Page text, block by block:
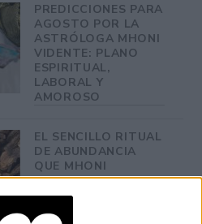
PREDICCIONES PARA
AGOSTO POR LA
ASTRÓLOGA MHONI
VIDENTE: PLANO
ESPIRITUAL,
LABORAL Y
AMOROSO
EL SENCILLO RITUAL
DE ABUNDANCIA
QUE MHONI
VIDENTE
RECOMIENDA